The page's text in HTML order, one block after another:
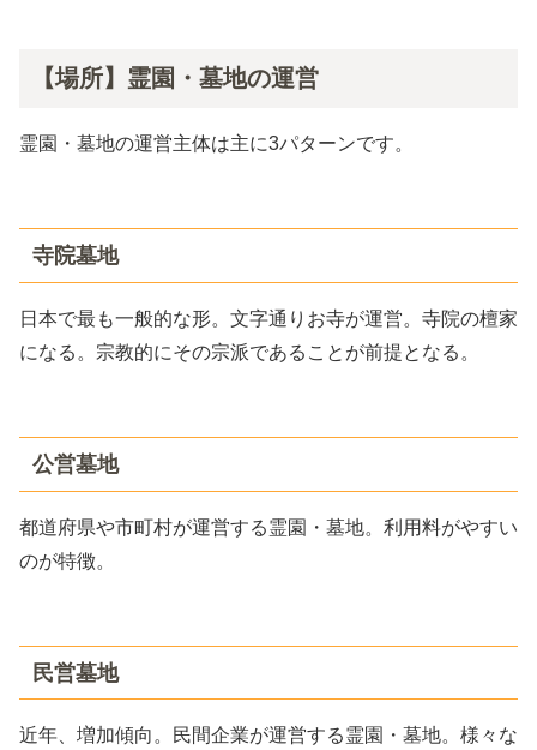
【場所】霊園・墓地の運営
霊園・墓地の運営主体は主に3パターンです。
寺院墓地
日本で最も一般的な形。文字通りお寺が運営。寺院の檀家
になる。宗教的にその宗派であることが前提となる。
公営墓地
都道府県や市町村が運営する霊園・墓地。利用料がやすい
のが特徴。
民営墓地
近年、増加傾向。民間企業が運営する霊園・墓地。様々な